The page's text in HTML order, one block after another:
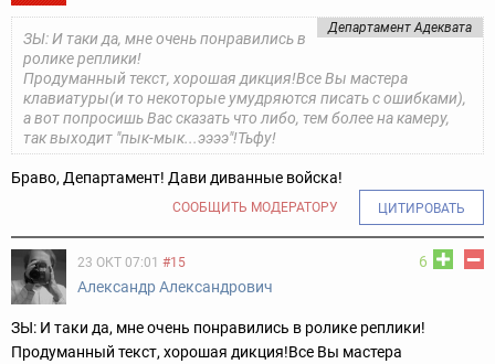
Департамент Адеквата
ЗЫ: И таки да, мне очень понравились в
ролике реплики!
Продуманный текст, хорошая дикция!Все Вы мастера
клавиатуры(и то некоторые умудряются писать с ошибками),
а вот попросишь Вас сказать что либо, тем более на камеру,
так выходит "пык-мык...ээээ"!Тьфу!
Браво, Департамент! Дави диванные войска!
СООБЩИТЬ МОДЕРАТОРУ ЦИТИРОВАТЬ
6
23 ОКТ 07:01 #15
Александр Александрович
ЗЫ: И таки да, мне очень понравились в ролике реплики!
Продуманный текст, хорошая дикция!Все Вы мастера